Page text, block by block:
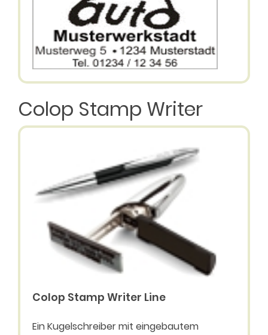
Colop Stamp Writer
Colop Stamp Writer Line
Ein Kugelschreiber mit eingebautem